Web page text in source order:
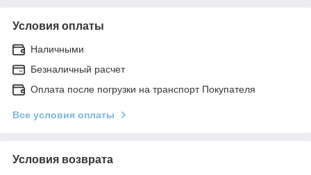
Условия оплаты
Наличными
Безналичный расчет
Оплата после погрузки на транспорт Покупателя
Все условия оплаты
Условия возврата